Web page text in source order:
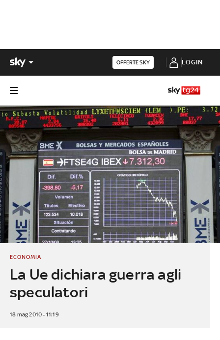
OFFERTE SKY LOGIN
La Ue dichiara guerra agli
speculatori
ECONOMIA
18 mag 2010 - 11:19